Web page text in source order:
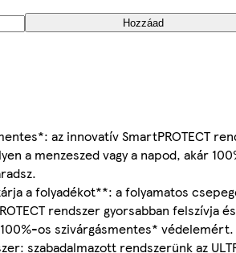
Hozzáad
az innovatív SmartPROTECT
a menzeszed vagy a napod, akár
a folyadékot**: a folyamatos
rendszer gyorsabban felszívja
os szivárgásmentes* védelemért.
szabadalmazott rendszerünk az